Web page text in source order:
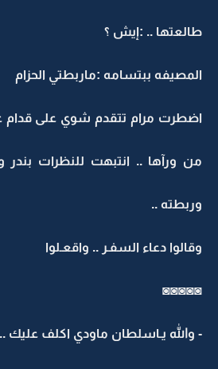
طالعتها .. :إيش ؟
المصيفه ببتسامه :ماربطتي الحزام
اضطرت مرام تتقدم شوي على قدام
من ورآها .. انتبهت للنظرات
وربطته ..
وقالوا دعاء السفـر .. واقعـلوا
◙◙◙◙◙
- والله يـاسلطان ماودي اكلف عليك